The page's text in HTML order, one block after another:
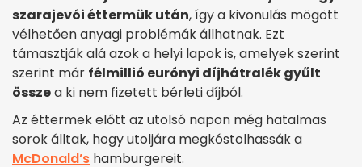
szarajevói éttermük után, így a kivonulás mögött
vélhetően anyagi problémák állhatnak. Ezt
támasztják alá azok a helyi lapok is, amelyek szerint
szerint már félmillió eurónyi díjhátralék gyűlt
összea ki nem fizetett bérleti díjból.
Az éttermek előtt az utolsó napon még hatalmas
sorok álltak, hogy utoljára megkóstolhassák a
McDonald’s hamburgereit.